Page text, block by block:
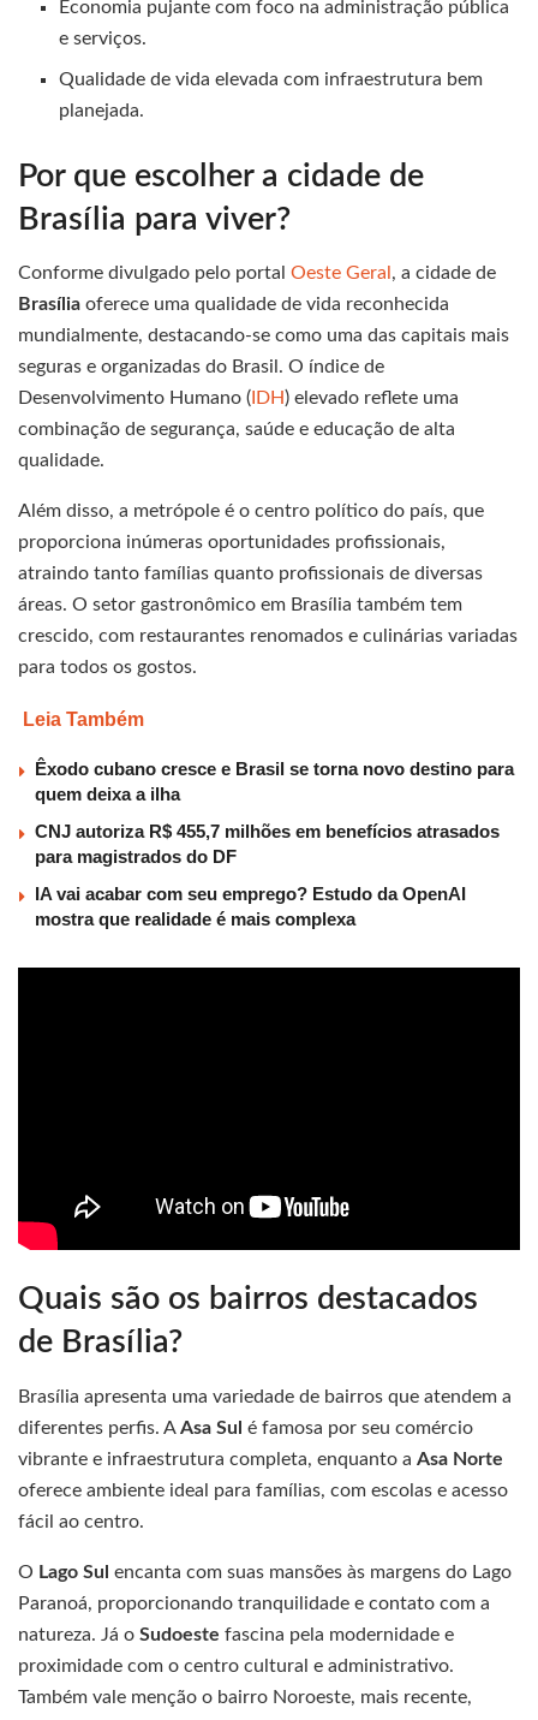
Economia pujante com foco na administração pública
e serviços.
Qualidade de vida elevada com infraestrutura bem
planejada.
Por que escolher a cidade de
Brasília para viver?
Conforme divulgado pelo portal Oeste Geral , a cidade de
Brasília oferece uma qualidade de vida reconhecida
mundialmente, destacando-se como uma das capitais mais
seguras e organizadas do Brasil. O índice de
Desenvolvimento Humano ( IDH) elevado reflete uma
combinação de segurança, saúde e educação de alta
qualidade.
Além disso, a metrópole é o centro político do país, que
proporciona inúmeras oportunidades profissionais,
atraindo tanto famílias quanto profissionais de diversas
áreas. O setor gastronômico em Brasília também tem
crescido, com restaurantes renomados e culinárias variadas
para todos os gostos.
Leia Também
Êxodo cubano cresce e Brasil se torna novo destino para
quem deixa a ilha
CNJ autoriza R$ 455,7 milhões em benefícios atrasados
para magistrados do DF
IA vai acabar com seu emprego? Estudo da OpenAI
mostra que realidade é mais complexa
Quais são os bairros destacados
de Brasília?
Brasília apresenta uma variedade de bairros que atendem a
diferentes perfis. AAsa Sul é famosa por seu comércio
vibrante e infraestrutura completa, enquanto a Asa Norte
oferece ambiente ideal para famílias, com escolas e acesso
fácil ao centro.
O Lago Sul encanta com suas mansões às margens do Lago
Paranoá, proporcionando tranquilidade e contato com a
natureza. Já o Sudoeste fascina pela modernidade e
proximidade com o centro cultural e administrativo.
Também vale menção o bairro Noroeste, mais recente,